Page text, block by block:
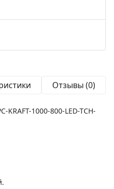
Отзывы (0)
KRAFT-1000-800-LED-TCH-